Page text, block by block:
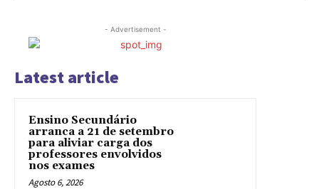
- Advertisement -
Latest article
Ensino Secundário
arranca a 21 de setembro
para aliviar carga dos
professores envolvidos
nos exames
Agosto 6, 2026